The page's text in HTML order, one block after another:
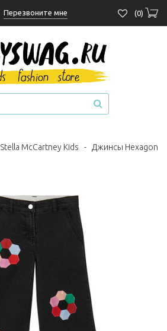
Перезвоните мне (0)
Stella McCartney Kids - Джинсы Hexagon